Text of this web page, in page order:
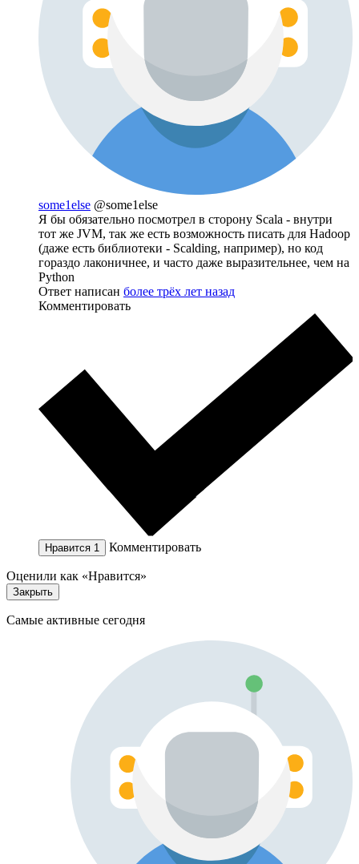
some1else @some1else
Я бы обязательно посмотрел в сторону Scala - внутри
тот же JVM, так же есть возможность писать для Hadoop
(даже есть библиотеки - Scalding, например), но код
гораздо лаконичнее, и часто даже выразительнее, чем на
Python
Ответ написан более трёх лет назад
Комментировать
Нравится 1 Комментировать
Оценили как «Нравится»
Закрыть
Самые активные сегодня